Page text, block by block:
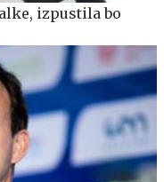
izpustila bo